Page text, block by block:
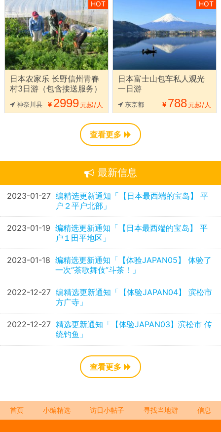
HOT
日本农家乐 长野信州青春
村3日游（包含接送服务）
神奈川县 2999元起/人
HOT
日本富士山包车私人观光
一日游
东京都 788元起/人
查看更多
最新信息
2023-01-27 编精选更新通知「【日本最西端的宝岛】 平
户２平户北部」
2023-01-19 编精选更新通知「【日本最西端的宝岛】 平
户１田平地区」
2023-01-18 编精选更新通知「【体验JAPAN05】 体验了
一次“茶歌舞伎”斗茶！」
2022-12-27 编精选更新通知「【体验JAPAN04】 滨松市
方广寺」
2022-12-27 精选更新通知「【体验JAPAN03】滨松市 传
统钓鱼」
查看更多
首页 小编精选 访日小帖子 寻找当地游 信息